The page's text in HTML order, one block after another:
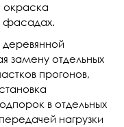
окраска
фасадах.
замену отдельных
прогонов,
в отдельных
нагрузки